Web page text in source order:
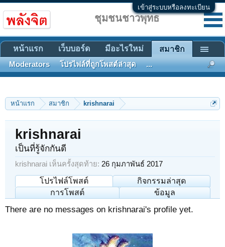
เข้าสู่ระบบหรือลงทะเบียน
หน้าแรก สมาชิก krishnarai
krishnarai
เป็นที่รู้จักกันดี
krishnarai เห็นครั้งสุดท้าย: 26 กุมภาพันธ์ 2017
โปรไฟล์โพสต์
กิจกรรมล่าสุด
การโพสต์
ข้อมูล
There are no messages on krishnarai's profile yet.
ชุมชนชาวพุทธ
หน้าแรก เว็บบอร์ด มีอะไรใหม่ สมาชิก
Moderators โปรไฟล์ที่ถูกโพสต์ล่าสุด ...